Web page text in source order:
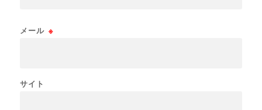
メール ※
サイト